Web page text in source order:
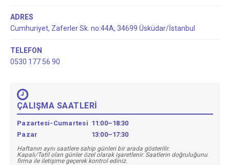
ADRES
Cumhuriyet, Zaferler Sk. no:44A, 34699 Üsküdar/İstanbul
TELEFON
0530 177 56 90
ÇALIŞMA SAATLERİ
Pazartesi-Cumartesi 11:00–18:30
Pazar
13:00–17:30
Haftanın aynı saatlere sahip günleri bir arada gösterilir.
Kapalı/Tatil olan günler özel olarak işaretlenir. Saatlerin doğruluğunu
firma ile iletişime geçerek kontrol ediniz.